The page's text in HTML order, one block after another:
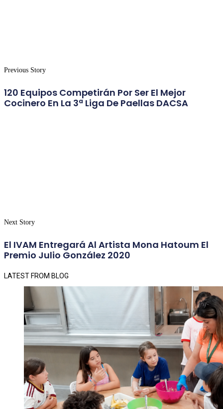
Previous Story
120 Equipos Competirán Por Ser El Mejor
Cocinero En La 3ª Liga De Paellas DACSA
Next Story
El IVAM Entregará Al Artista Mona Hatoum El
Premio Julio González 2020
LATEST FROM BLOG